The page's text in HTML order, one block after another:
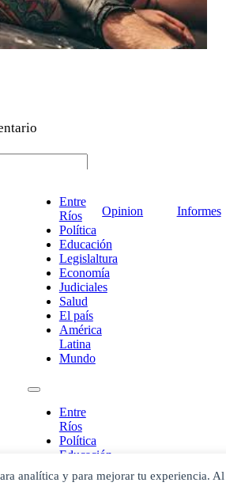
analítica y para mejorar tu experiencia. Al
Entre
Ríos
Política
Educación
Legislaltura
Economía
Judiciales
Salud
El país
América
Latina
Mundo
Entre
Ríos
Política
Educación
Legislaltura
Economía
Opinion Informes
en contacto!